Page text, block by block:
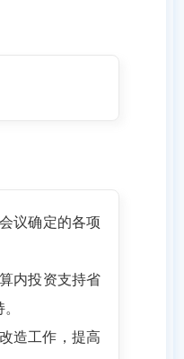
议确定的各项
内投资支持省
造工作，提高